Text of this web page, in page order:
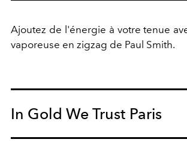
Ajoutez de l'énergie à votre tenue
vaporeuse en zigzag de Paul Smith.
In Gold We Trust Paris